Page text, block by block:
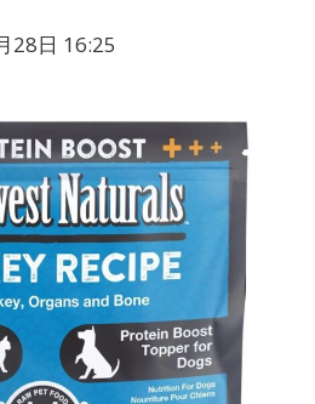
28日 16:25